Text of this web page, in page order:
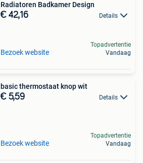
Radiatoren Badkamer Design
€ 42,16 Details
Bezoek website
Topadvertentie
Vandaag
basic thermostaat knop wit
€ 5,59 Details
Bezoek website
Topadvertentie
Vandaag